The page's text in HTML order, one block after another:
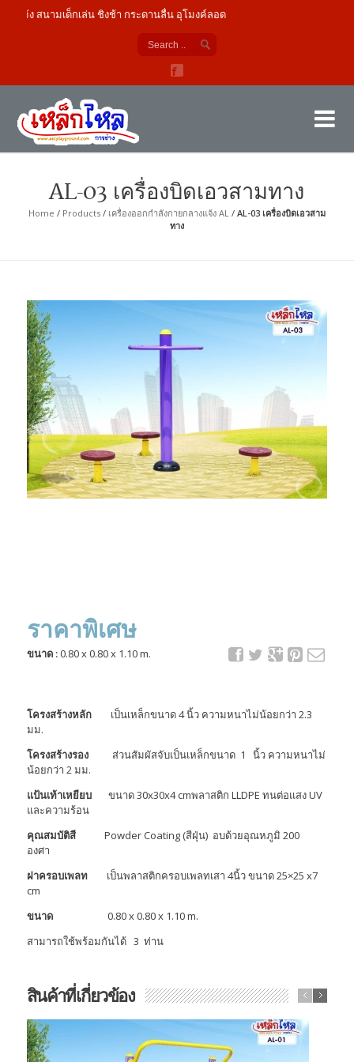
แจ้ง สนามเด็กเล่น ชิงช้า กระดานลื่น อุโมงค์ลอด
AL-03 เครื่องบิดเอวสามทาง
Home / Products/ เครื่องออกกำลังกายกลางแจ้ง AL / AL-03 เครื่องบิดเอวสาม
ทาง
ราคาพิเศษ
ขนาด :0.80 x 0.80 x 1.10 m.
โครงสร้างหลักเป็นเหล็กขนาด 4 นิ้ว ความหนาไม่น้อยกว่า 2.3
มม.
โครงสร้างรองส่วนสัมผัสจับเป็นเหล็กขนาด 1 นิ้ว ความหนาไม่
น้อยกว่า 2 มม.
แป้นเท้าเหยียบขนาด 30x30x4 cmพลาสติก LLDPE ทนต่อแสง UV
และความร้อน
คุณสมบัติสีPowder Coating (สีฝุ่น) อบด้วยอุณหภูมิ 200
องศา
ฝาครอบเพลทเป็นพลาสติกครอบเพลทเสา 4นิ้ว ขนาด 25×25 x7
cm
ขนาด
0.80 x 0.80 x 1.10 m.
สามารถใช้พร้อมกันได้ 3 ท่าน
สินค้าที่เกี่ยวข้อง